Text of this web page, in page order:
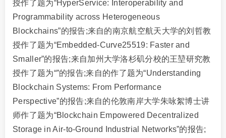
授作了题为“HyperService: Interoperability and
Programmability across Heterogeneous
Blockchains”的报告;来自的南京航空航天大学的刘哲教
授作了题为“Embedded-Curve25519: Faster and
Smaller”的报告;来自加州大学洛杉矶分校的王堃研究教
授作了题为“”的报告;来自的作了题为“Understanding
Blockchain Systems: From Performance
Perspective”的报告;来自的伦敦南岸大学朱咏絮博士讲
师作了题为“Blockchain Empowered Decentralized
Storage in Air-to-Ground Industrial Networks”的报告;